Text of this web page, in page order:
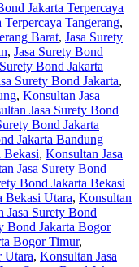
Jakarta Terpercaya
Terpercaya Tangerang,
Barat, Jasa Surety
, Jasa Surety Bond
Bond Jakarta
Surety Bond Jakarta,
, Konsultan Jasa
Jasa Surety Bond
Bond Jakarta
Jakarta Bandung
Bekasi, Konsultan Jasa
Jasa Surety Bond
Bond Jakarta Bekasi
Bekasi Utara, Konsultan
Jasa Surety Bond
Bond Jakarta Bogor
Bogor Timur,
Utara, Konsultan Jasa